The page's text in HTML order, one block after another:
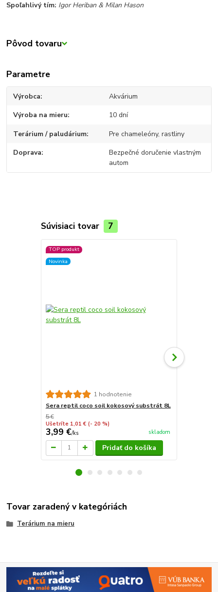
Spoľahlivý tím: Igor Heriban & Milan Hason
Pôvod tovaru
Parametre
Výrobca Akvárium
Výroba na mieru 10 dní
Terárium / paludárium Pre chameleóny, rastliny
Doprava
Bezpečné doručenie vlastným
autom
Súvisiaci tovar 7
TOP produkt
Novinka
1 hodnotenie
Sera reptil coco soil kokosový substrát 8L
5 €
Ušetríte 1,01 € (- 20 %)
3,99 €/ks skladom
Pridať do košíka
Tovar zaradený v kategóriách
Terárium na mieru